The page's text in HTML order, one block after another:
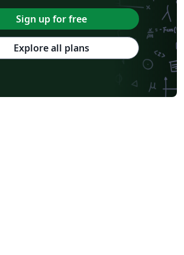
Sign up for free
Explore all plans